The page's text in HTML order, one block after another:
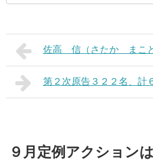
佐高 信（さたか まこ
第２次原告３２２名、計
９月定例アクション